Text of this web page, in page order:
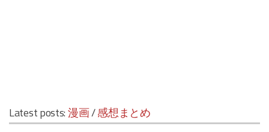
Latest posts:漫画/感想まとめ